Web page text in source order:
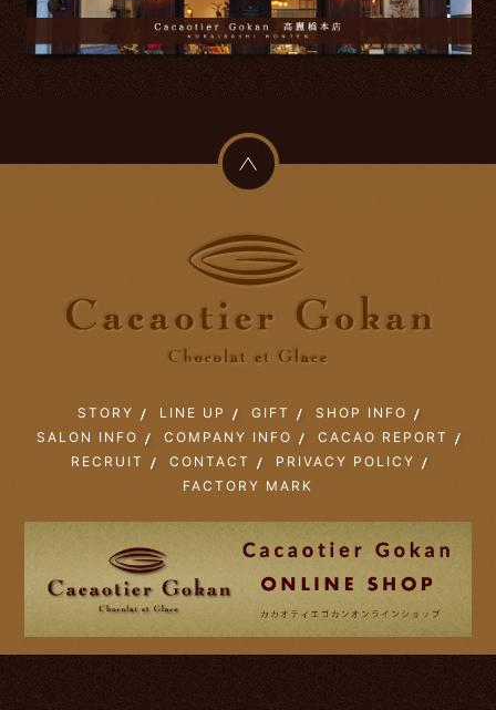
STORY LINE UP GIFT
SHOP INFO
SALON INFO
COMPANY INFO
CACAO REPORT
RECRUIT
CONTACT
PRIVACY POLICY
FACTORY MARK